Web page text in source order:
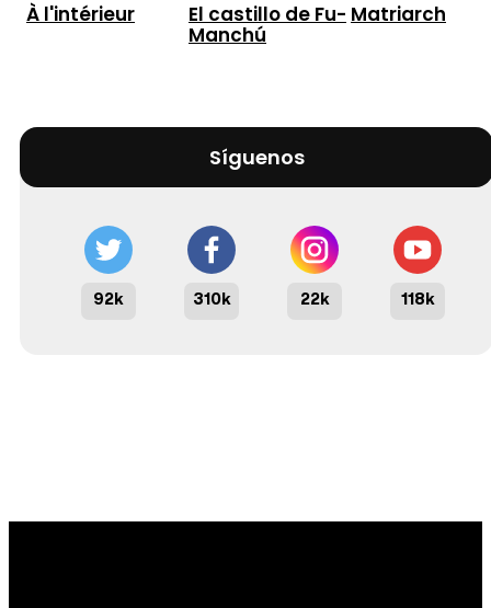
À l'intérieur El castillo de Fu-
Manchú
Matriarch
Síguenos
92k 310k 22k 118k